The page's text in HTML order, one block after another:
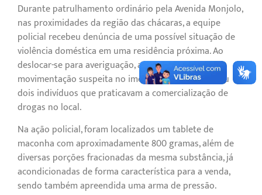
Durante patrulhamento ordinário pela Avenida Monjolo,
nas proximidades da região das chácaras, a equipe
policial recebeu denúncia de uma possível situação de
violência doméstica em uma residência próxima. Ao
deslocar-se para averiguação, a guarnição percebeu
movimentação suspeita no imóvel indicado, abordou
dois indivíduos que praticavam a comercialização de
drogas no local.
Na ação policial, foram localizados um tablete de
maconha com aproximadamente 800 gramas, além de
diversas porções fracionadas da mesma substância, já
acondicionadas de forma característica para a venda,
sendo também apreendida uma arma de pressão.